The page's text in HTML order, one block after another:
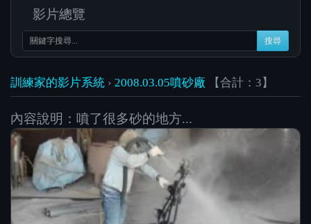
影片總覽
搜尋
訓練家的影片系統 › 2008.03.05噴砂廠 【合計：3】
內容說明：噴了很多砂的地方...